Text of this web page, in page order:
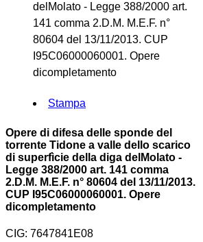
delMolato - Legge 388/2000 art.
141 comma 2.D.M. M.E.F. n°
80604 del 13/11/2013. CUP
I95C06000060001. Opere
dicompletamento
Stampa
Opere di difesa delle sponde del
torrente Tidone a valle dello scarico
di superfìcie della diga delMolato -
Legge 388/2000 art. 141 comma
2.D.M. M.E.F. n° 80604 del 13/11/2013.
CUP I95C06000060001. Opere
dicompletamento
CIG: 7647841E08